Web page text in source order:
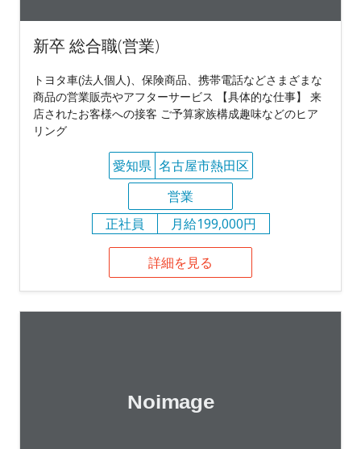
新卒 総合職(営業)
トヨタ車(法人個人)、保険商品、携帯電話などさまざまな
商品の営業販売やアフターサービス 【具体的な仕事】 来
店されたお客様への接客 ご予算家族構成趣味などのヒア
リング
愛知県 名古屋市熱田区
営業
正社員
月給199,000円
詳細を見る